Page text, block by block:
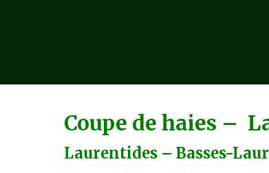
Coupe de haies –
Laurentides – Basses-